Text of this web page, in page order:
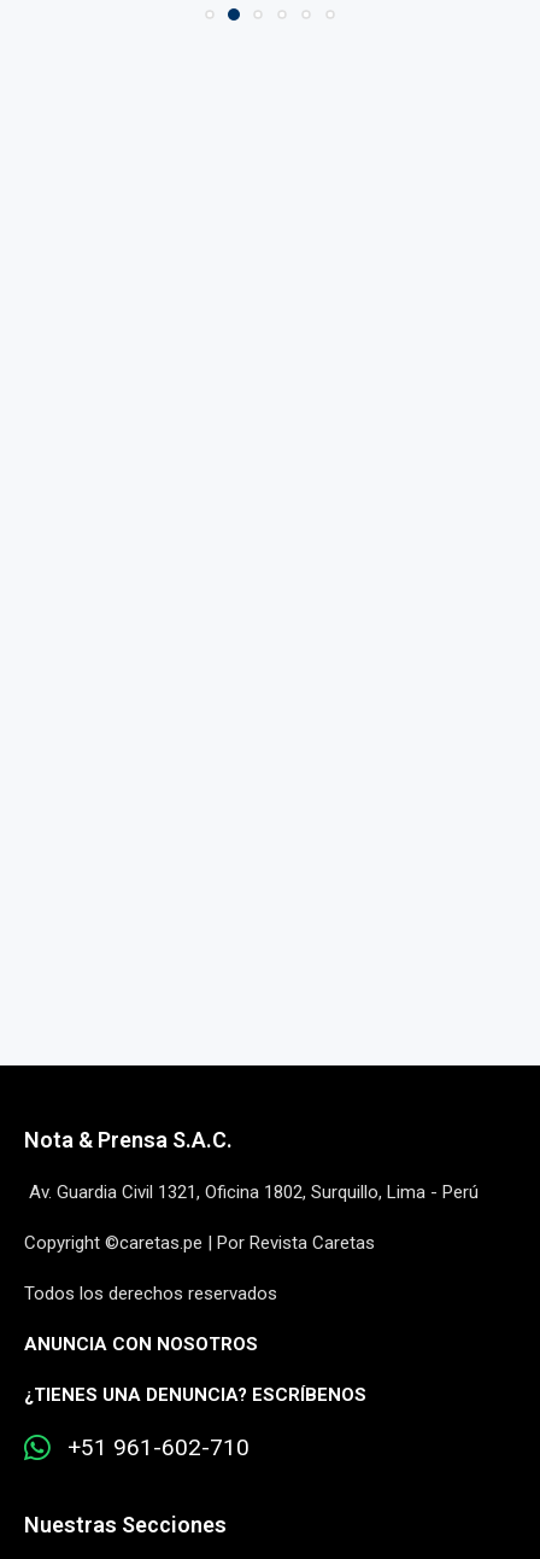
Nota & Prensa S.A.C.
Av. Guardia Civil 1321, Oficina 1802, Surquillo, Lima - Perú
Copyright ©caretas.pe | Por Revista Caretas
Todos los derechos reservados
ANUNCIA CON NOSOTROS
¿TIENES UNA DENUNCIA? ESCRÍBENOS
+51 961-602-710
Nuestras Secciones